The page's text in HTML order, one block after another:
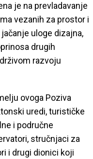
je na prevladavanje
vezanih za prostor i
uloge dizajna,
drugih
razvoju
ovoga Poziva
uredi, turističke
i područne
stručnjaci za
i drugi dionici koji